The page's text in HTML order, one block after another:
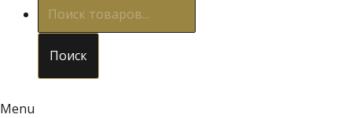
Поиск
товаров
Поиск
Menu